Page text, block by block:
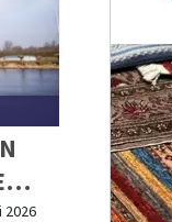
2026